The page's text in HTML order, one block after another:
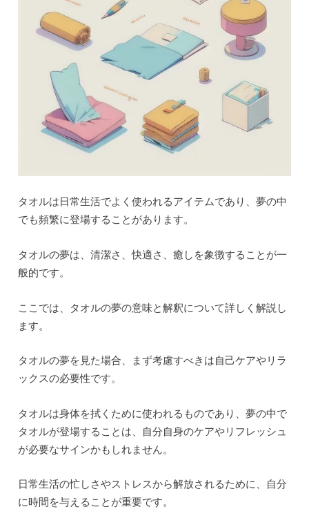
タオルは日常生活でよく使われるアイテムであり、夢の中
でも頻繁に登場することがあります。
タオルの夢は、清潔さ、快適さ、癒しを象徴することが一
般的です。
ここでは、タオルの夢の意味と解釈について詳しく解説し
ます。
タオルの夢を見た場合、まず考慮すべきは自己ケアやリラ
ックスの必要性です。
タオルは身体を拭くために使われるものであり、夢の中で
タオルが登場することは、自分自身のケアやリフレッシュ
が必要なサインかもしれません。
日常生活の忙しさやストレスから解放されるために、自分
に時間を与えることが重要です。